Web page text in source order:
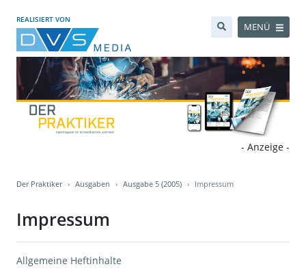
REALISIERT VON
MENÜ
- Anzeige -
Der Praktiker Ausgaben Ausgabe 5 (2005) Impressum
Impressum
Allgemeine Heftinhalte